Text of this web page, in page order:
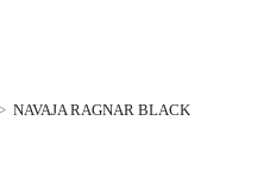
NAVAJA RAGNAR BLACK